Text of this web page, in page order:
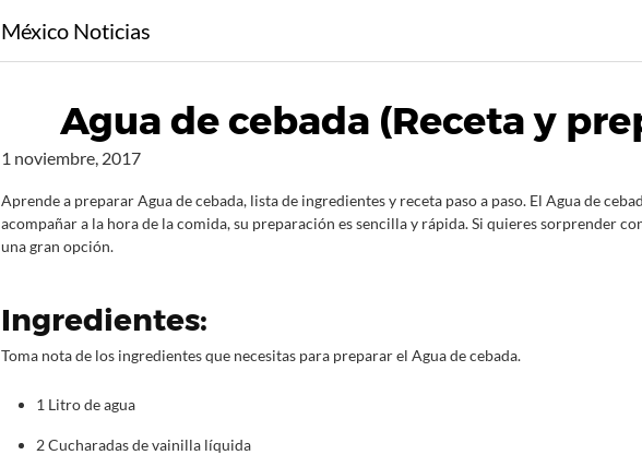
México Noticias
Agua de cebada (Receta y
1 noviembre, 2017
Aprende a preparar Agua de cebada, lista de ingredientes y receta paso a paso. El Agua de
acompañar a la hora de la comida, su preparación es sencilla y rápida. Si quieres sorprender
una gran opción.
Ingredientes:
Toma nota de los ingredientes que necesitas para preparar el Agua de cebada.
1 Litro de agua
2 Cucharadas de vainilla líquida